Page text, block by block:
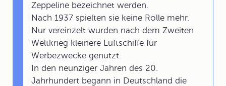
Zeppeline bezeichnet werden.
Nach 1937 spielten sie keine Rolle mehr.
Nur vereinzelt wurden nach dem Zweiten
Weltkrieg kleinere Luftschiffe für
Werbezwecke genutzt.
In den neunziger Jahren des 20.
Jahrhundert begann in Deutschland die